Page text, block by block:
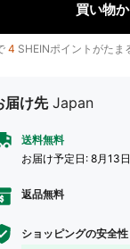
買い物
4 SHEINポイントがたま
届け先 Japan
送料無料
お届け予定日: 8月13
返品無料
ショッピングの安全性